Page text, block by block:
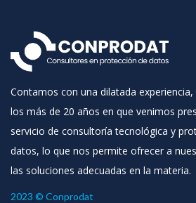
Contamos con una dilatada
los más de 20 años en que venimos
servicio de consultoría tecnológica y
datos, lo que nos permite ofrecer a
las soluciones adecuadas en la materia.
2023 © Conprodat